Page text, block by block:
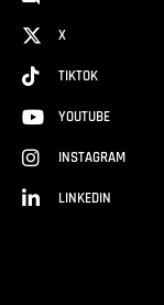
X
TIKTOK
YOUTUBE
INSTAGRAM
LINKEDIN